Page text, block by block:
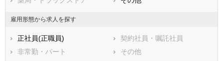
鹿児島県
雇用形態から求人を探す
正社員(正職員)
契約社員・嘱託社員
非常勤・パート
その他